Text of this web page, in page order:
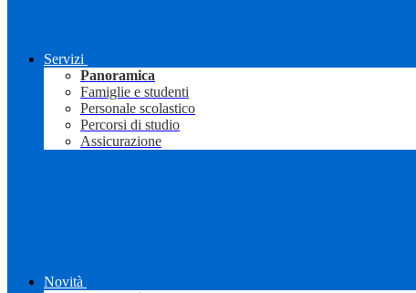
Servizi
Panoramica
Famiglie e studenti
Personale scolastico
Percorsi di studio
Assicurazione
Novità